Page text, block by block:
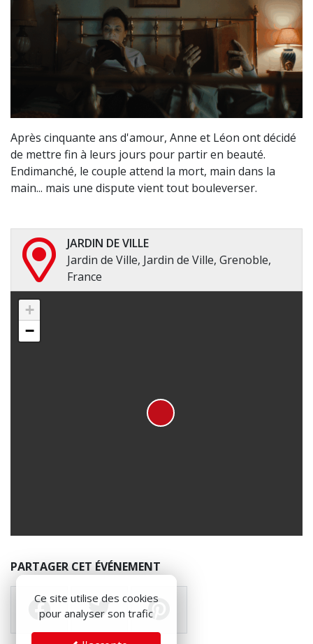
Après cinquante ans d'amour, Anne et Léon ont décidé
de mettre fin à leurs jours pour partir en beauté.
Endimanché, le couple attend la mort, main dans la
main... mais une dispute vient tout bouleverser.
JARDIN DE VILLE
Jardin de Ville, Jardin de Ville, Grenoble,
France
+
−
PARTAGER CET ÉVÉNEMENT
Ce site utilise des cookies
pour analyser son trafic